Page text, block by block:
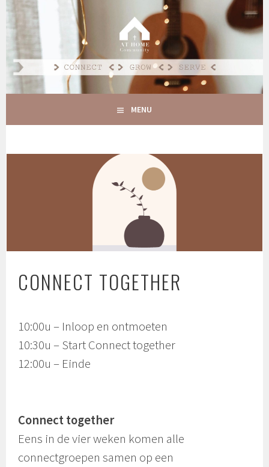
Spring
inhoud
AT HOME COMMUNITY
CONNECT GROW SERVE
MENU
CONNECT TOGETHER
10:00u – Inloop en ontmoeten
10:30u – Start Connect together
12:00u – Einde
Connect together
Eens in de vier weken komen alle
connectgroepen samen op een